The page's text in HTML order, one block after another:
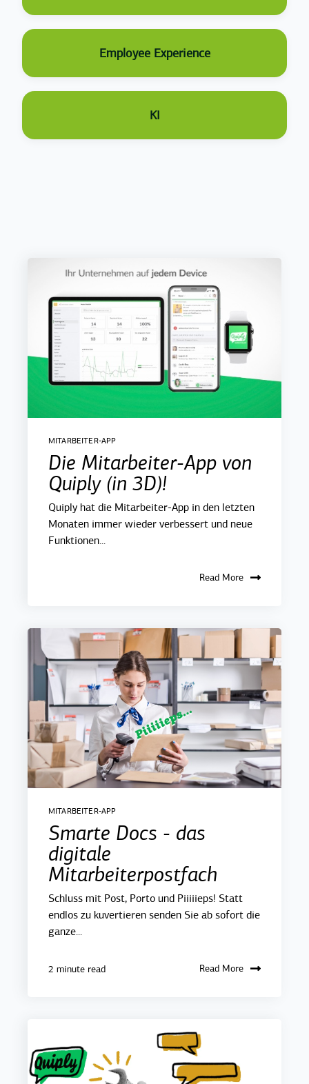
Employee Experience
KI
MITARBEITER-APP
Die Mitarbeiter-App von
Quiply (in 3D)!
Quiply hat die Mitarbeiter-App in den letzten
Monaten immer wieder verbessert und neue
Funktionen...
Read More
MITARBEITER-APP
Smarte Docs - das
digitale
Mitarbeiterpostfach
Schluss mit Post, Porto und Piiiiieps! Statt
endlos zu kuvertieren senden Sie ab sofort die
ganze...
2 minute read Read More